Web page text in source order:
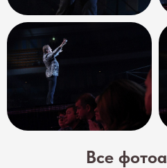
Все